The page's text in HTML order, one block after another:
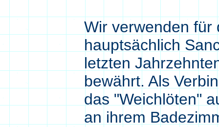
Wir verwenden für
hauptsächlich
letzten
bewährt. Als
das "Weichlöten"
an ihrem